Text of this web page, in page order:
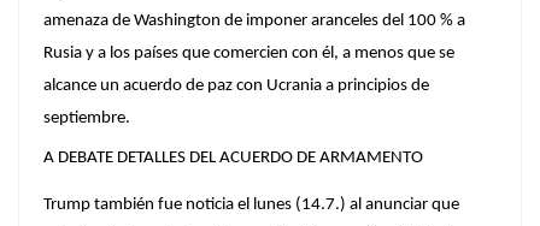
amenaza de Washington de imponer aranceles del 100 % a
Rusia y a los países que comercien con él, a menos que se
alcance un acuerdo de paz con Ucrania a principios de
septiembre.
A DEBATE DETALLES DEL ACUERDO DE ARMAMENTO
Trump también fue noticia el lunes (14.7.) al anunciar que